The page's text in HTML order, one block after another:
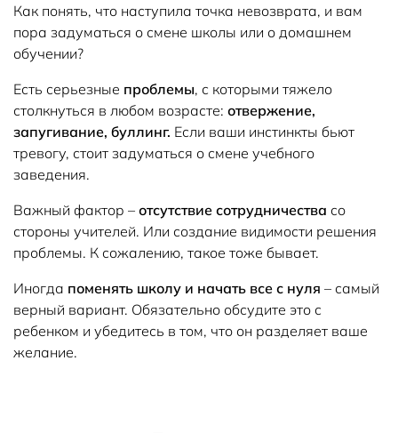
Как понять, что наступила точка невозврата, и вам
пора задуматься о смене школы или о домашнем
обучении?
Есть серьезные проблемы, с которыми тяжело
столкнуться в любом возрасте: отвержение,
запугивание, буллинг. Если ваши инстинкты бьют
тревогу, стоит задуматься о смене учебного
заведения.
Важный фактор – отсутствие сотрудничества со
стороны учителей. Или создание видимости решения
проблемы. К сожалению, такое тоже бывает.
Иногда поменять школу и начать все с нуля – самый
верный вариант. Обязательно обсудите это с
ребенком и убедитесь в том, что он разделяет ваше
желание.